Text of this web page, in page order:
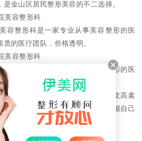
金山区居民整形美容的不二选择。
美容整形科
容整形科是一家专业从事美容整形的医
的医疗团队，价格透明。
美容整形科
容整形科也是一家专业从事美容整形的医
团队素质高。价格透明。
几家整形医院，每家医院都有着一支高素
在寻找金山区的整形医院，可以根据自己
适合自己的医院进行整形美容。